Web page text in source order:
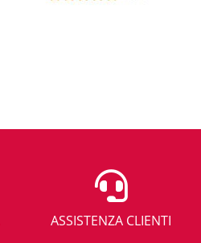
ASSISTENZA CLIENTI